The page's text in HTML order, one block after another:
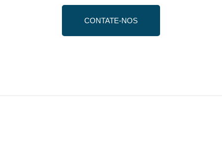
CONTATE-NOS